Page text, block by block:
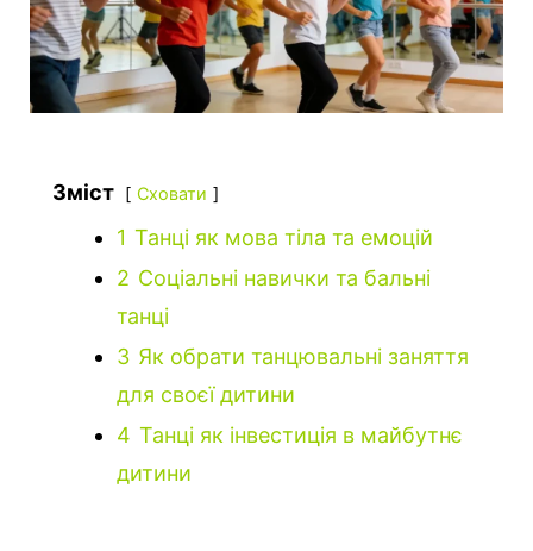
Зміст Сховати
1 Танці як мова тіла та емоцій
2 Соціальні навички та бальні
танці
3 Як обрати танцювальні заняття
для своєї дитини
4 Танці як інвестиція в майбутнє
дитини